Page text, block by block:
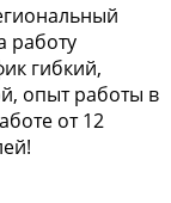
работу
гибкий,
опыт рaботы в
от 12